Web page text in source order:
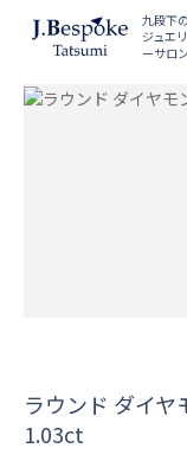
九段下の
ジュエリ
ーサロン
ラウンド ダイヤ
1.03ct